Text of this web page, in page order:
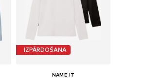
IZPĀRDOŠANA
NAME IT